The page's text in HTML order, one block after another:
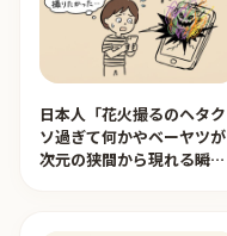
日本人「花火撮るのヘタク
ソ過ぎて何かやベーヤツが
次元の狭間から現れる瞬間